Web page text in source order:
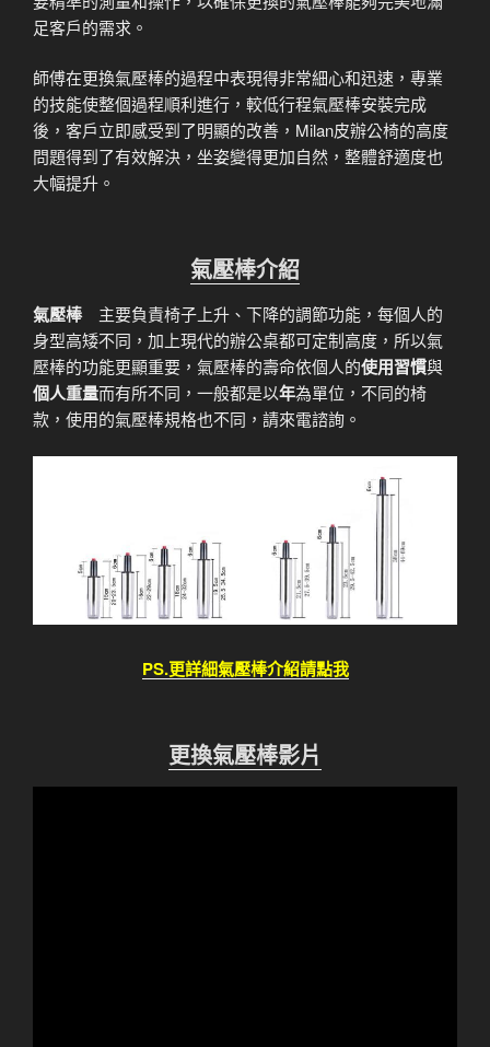
足客戶的需求。
師傅在更換氣壓棒的過程中表現得非常細心和迅速，專業
的技能使整個過程順利進行，較低行程氣壓棒安裝完成
後，客戶立即感受到了明顯的改善，Milan皮辦公椅的高度
問題得到了有效解決，坐姿變得更加自然，整體舒適度也
大幅提升。
氣壓棒介紹
氣壓棒主要負責椅子上升、下降的調節功能，每個人的
身型高矮不同，加上現代的辦公桌都可定制高度，所以氣
壓棒的功能更顯重要，氣壓棒的壽命依個人的使用習慣與
個人重量而有所不同，一般都是以年為單位，不同的椅
款，使用的氣壓棒規格也不同，請來電諮詢。
PS.更詳細氣壓棒介紹請點我
更換氣壓棒影片